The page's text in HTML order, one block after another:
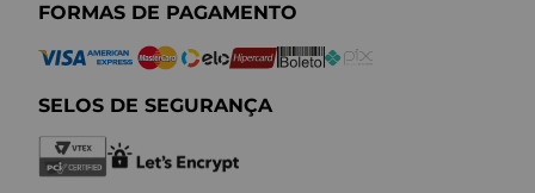
FORMAS DE PAGAMENTO
SELOS DE SEGURANÇA